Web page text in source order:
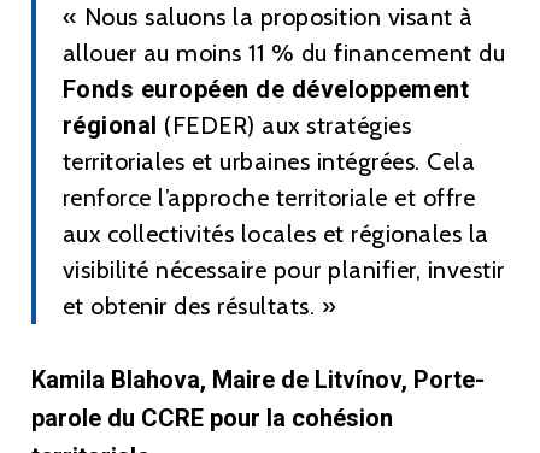
« Nous saluons la proposition visant à
allouer au moins 11 % du financement du
Fonds européen de développement
régional (FEDER) aux stratégies
territoriales et urbaines intégrées. Cela
renforce l’approche territoriale et offre
aux collectivités locales et régionales la
visibilité nécessaire pour planifier, investir
et obtenir des résultats. »
Kamila Blahova, Maire de Litvínov, Porte-
parole du CCRE pour la cohésion